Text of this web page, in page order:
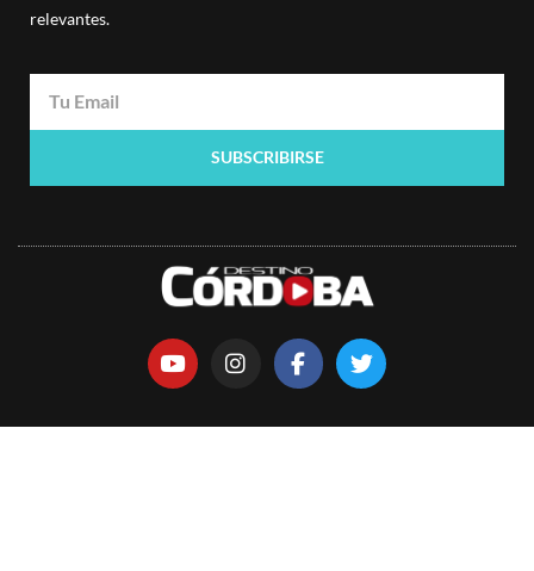
relevantes.
SUBSCRIBIRSE